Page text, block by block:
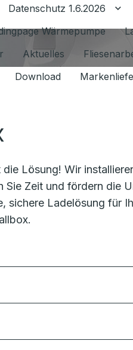
für Ratgeber
Datenschutz 1.6.2026
Wärmepumpe
Aktuelles
Download
Lösung! Wir
Zeit und fördern die
sichere Ladelösung für